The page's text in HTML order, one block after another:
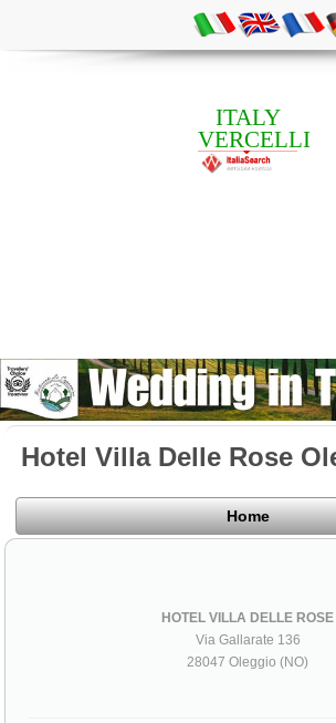
ITALY
VERCELLI
Hotel Villa Delle Rose
Home
HOTEL VILLA DELLE ROSE
Via Gallarate 136
28047 Oleggio (NO)